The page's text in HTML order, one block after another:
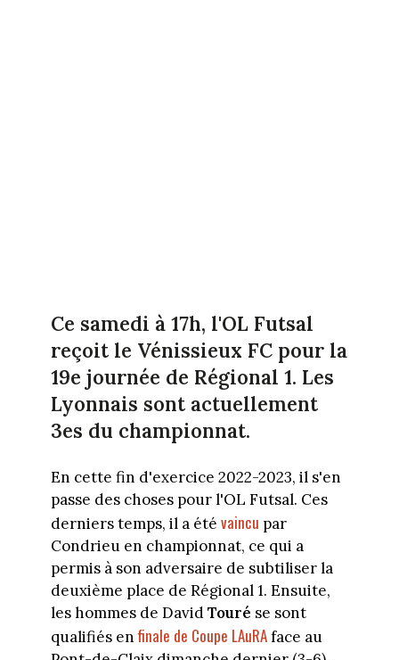
Ce samedi à 17h, l'OL Futsal
reçoit le Vénissieux FC pour la
19e journée de Régional 1. Les
Lyonnais sont actuellement
3es du championnat.
En cette fin d'exercice 2022-2023, il s'en
passe des choses pour l'OL Futsal. Ces
derniers temps, il a été vaincu par
Condrieu en championnat, ce qui a
permis à son adversaire de subtiliser la
deuxième place de Régional 1. Ensuite,
les hommes de DavidTouré se sont
qualifiés enfinale de Coupe LAuRAface au